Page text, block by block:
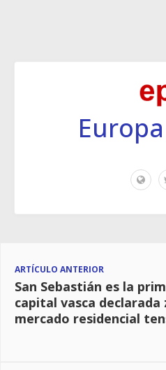
ARTÍCULO ANTERIOR
San Sebastián es la
capital vasca declarada
mercado residencial